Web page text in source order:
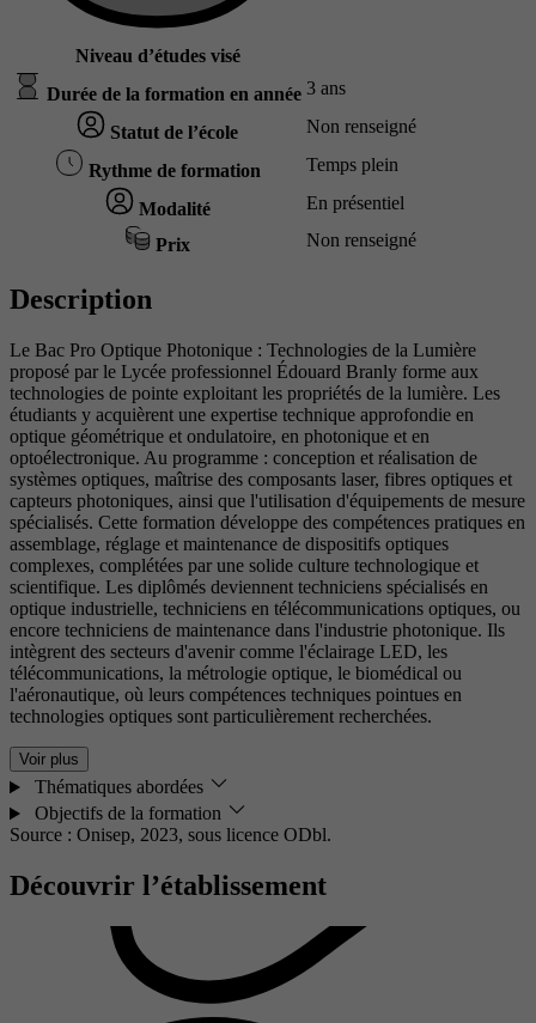
Niveau d’études visé
Durée de la formation en année 3 ans
Statut de l’école Non renseigné
Rythme de formation Temps plein
Modalité En présentiel
Prix Non renseigné
Description
Le Bac Pro Optique Photonique : Technologies de la Lumière
proposé par le Lycée professionnel Édouard Branly forme aux
technologies de pointe exploitant les propriétés de la lumière. Les
étudiants y acquièrent une expertise technique approfondie en
optique géométrique et ondulatoire, en photonique et en
optoélectronique. Au programme : conception et réalisation de
systèmes optiques, maîtrise des composants laser, fibres optiques et
capteurs photoniques, ainsi que l'utilisation d'équipements de mesure
spécialisés. Cette formation développe des compétences pratiques en
assemblage, réglage et maintenance de dispositifs optiques
complexes, complétées par une solide culture technologique et
scientifique. Les diplômés deviennent techniciens spécialisés en
optique industrielle, techniciens en télécommunications optiques, ou
encore techniciens de maintenance dans l'industrie photonique. Ils
intègrent des secteurs d'avenir comme l'éclairage LED, les
télécommunications, la métrologie optique, le biomédical ou
l'aéronautique, où leurs compétences techniques pointues en
technologies optiques sont particulièrement recherchées.
Voir plus
Thématiques abordées
Objectifs de la formation
Source : Onisep, 2023, sous licence ODbl.
Découvrir l’établissement